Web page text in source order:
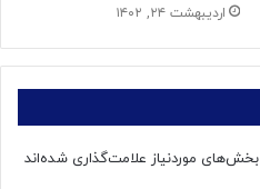
اردیبهشت ۲۴, ۱۴۰۲
بخش‌های موردنیاز علامت‌گذاری شده‌اند